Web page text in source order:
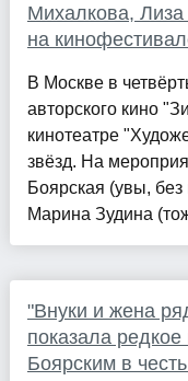
Михалкова,
на
В Москве в
авторского кино
кинотеатре
звёзд. На
Боярская (увы,
Марина Зудина
"Внуки и жена
показала
Боярским в